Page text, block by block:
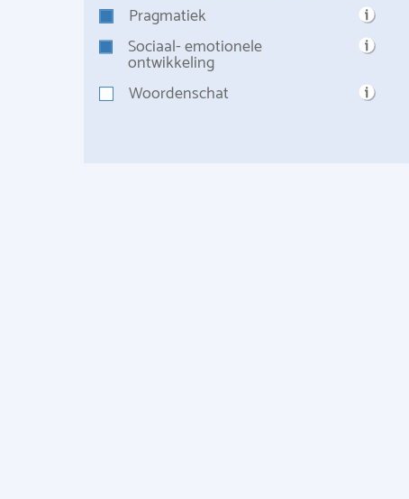
Pragmatiek
Sociaal- emotionele
ontwikkeling
Woordenschat